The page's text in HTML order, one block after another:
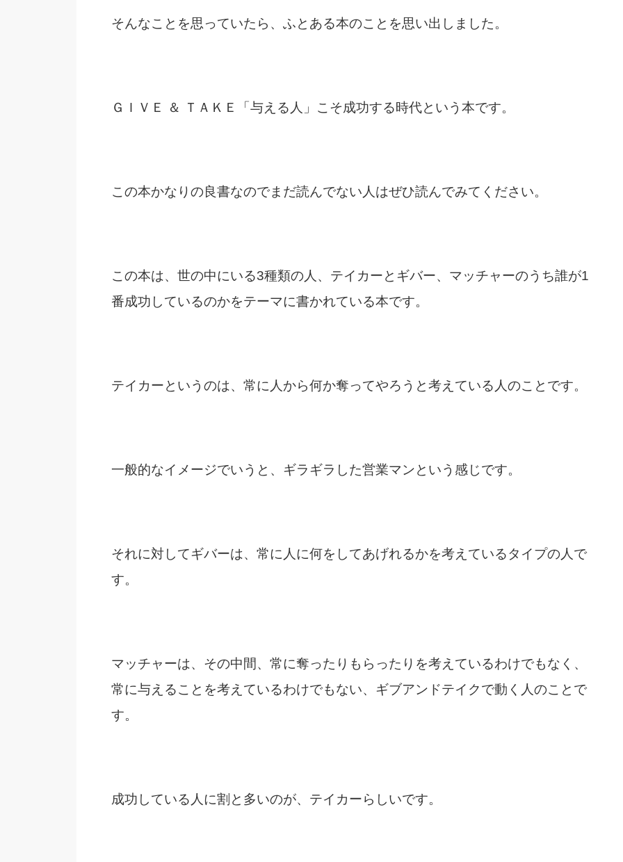
そんなことを思っていたら、ふとある本のことを思い出しました。
ＧＩＶＥ ＆ ＴＡＫＥ「与える人」こそ成功する時代という本です。
この本かなりの良書なのでまだ読んでない人はぜひ読んでみてください。
この本は、世の中にいる3種類の人、テイカーとギバー、マッチャーのうち誰が1
番成功しているのかをテーマに書かれている本です。
テイカーというのは、常に人から何か奪ってやろうと考えている人のことです。
一般的なイメージでいうと、ギラギラした営業マンという感じです。
それに対してギバーは、常に人に何をしてあげれるかを考えているタイプの人で
す。
マッチャーは、その中間、常に奪ったりもらったりを考えているわけでもなく、
常に与えることを考えているわけでもない、ギブアンドテイクで動く人のことで
す。
成功している人に割と多いのが、テイカーらしいです。